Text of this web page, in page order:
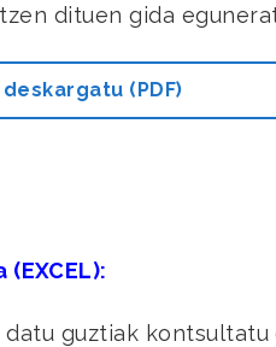
dituen gida
(PDF)
guztiak